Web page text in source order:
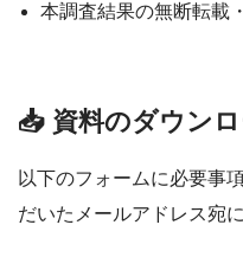
本調査結果の無断転載
📥 資料のダウン
以下のフォームに必要事
だいたメールアドレス宛